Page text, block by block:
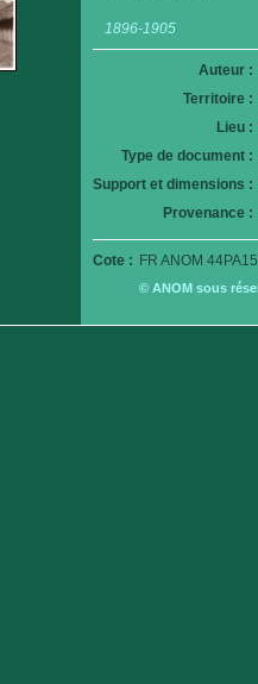
1896-1905
Auteur :
Territoire :
Lieu :
Type de document :
Support et dimensions :
Provenance :
Cote : FR ANOM
© ANOM sous